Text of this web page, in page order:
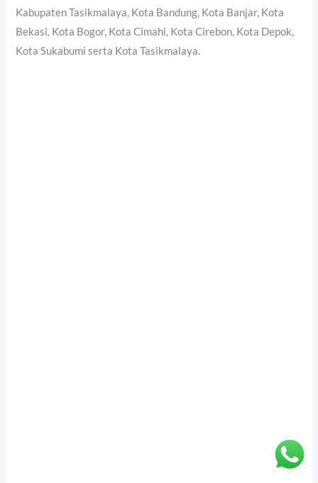
Kabupaten Tasikmalaya, Kota Bandung, Kota Banjar, Kota
Bekasi, Kota Bogor, Kota Cimahi, Kota Cirebon, Kota Depok,
Kota Sukabumi serta Kota Tasikmalaya.